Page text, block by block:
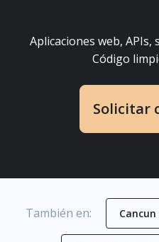
Aplicaciones web,
Código
Solicitar
También en: Cancun